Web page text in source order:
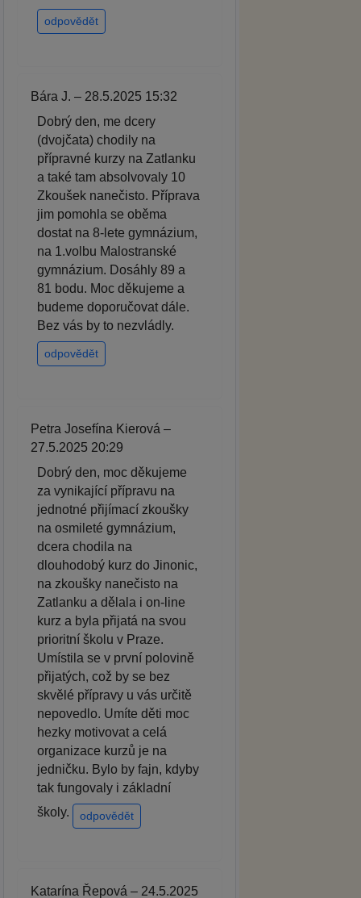
odpovědět
Bára J. – 28.5.2025 15:32
Dobrý den, me dcery
(dvojčata) chodily na
přípravné kurzy na Zatlanku
a také tam absolvovaly 10
Zkoušek nanečisto. Příprava
jim pomohla se oběma
dostat na 8-lete gymnázium,
na 1.volbu Malostranské
gymnázium. Dosáhly 89 a
81 bodu. Moc děkujeme a
budeme doporučovat dále.
Bez vás by to nezvládly.
odpovědět
Petra Josefína Kierová –
27.5.2025 20:29
Dobrý den, moc děkujeme
za vynikající přípravu na
jednotné přijímací zkoušky
na osmileté gymnázium,
dcera chodila na
dlouhodobý kurz do Jinonic,
na zkoušky nanečisto na
Zatlanku a dělala i on-line
kurz a byla přijatá na svou
prioritní školu v Praze.
Umístila se v první polovině
přijatých, což by se bez
skvělé přípravy u vás určitě
nepovedlo. Umíte děti moc
hezky motivovat a celá
organizace kurzů je na
jedničku. Bylo by fajn, kdyby
tak fungovaly i základní
školy.
odpovědět
Katarína Řepová – 24.5.2025